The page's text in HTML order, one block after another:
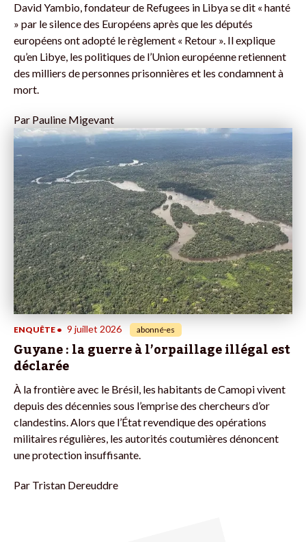
David Yambio, fondateur de Refugees in Libya se dit « hanté
» par le silence des Européens après que les députés
européens ont adopté le règlement « Retour ». Il explique
qu’en Libye, les politiques de l’Union européenne retiennent
des milliers de personnes prisonnières et les condamnent à
mort.
Par Pauline Migevant
ENQUÊTE • 9 juillet 2026 abonné·es
Guyane : la guerre à l’orpaillage illégal est
déclarée
À la frontière avec le Brésil, les habitants de Camopi vivent
depuis des décennies sous l’emprise des chercheurs d’or
clandestins. Alors que l’État revendique des opérations
militaires régulières, les autorités coutumières dénoncent
une protection insuffisante.
Par Tristan Dereuddre